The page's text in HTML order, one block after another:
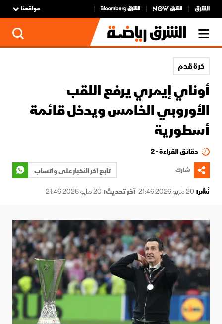
مواقعنا
كرة قدم
أوناي إيمري يرفع اللقب
الأوروبي الخامس ويدخل قائمة
أسطورية
دقائق القراءة - 2
شارك
تابع آخر الأخبار على واتساب
نُشر: 20 مايو 2026 21:46 آخر تحديث: 20 مايو 2026 21:46